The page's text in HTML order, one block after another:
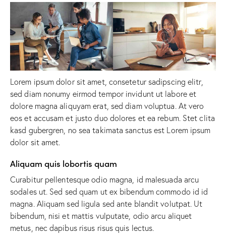
Lorem ipsum dolor sit amet, consetetur sadipscing elitr,
sed diam nonumy eirmod tempor invidunt ut labore et
dolore magna aliquyam erat, sed diam voluptua. At vero
eos et accusam et justo duo dolores et ea rebum. Stet clita
kasd gubergren, no sea takimata sanctus est Lorem ipsum
dolor sit amet.
Aliquam quis lobortis quam
Curabitur pellentesque odio magna, id malesuada arcu
sodales ut. Sed sed quam ut ex bibendum commodo id id
magna. Aliquam sed ligula sed ante blandit volutpat. Ut
bibendum, nisi et mattis vulputate, odio arcu aliquet
metus, nec dapibus risus risus quis lectus.